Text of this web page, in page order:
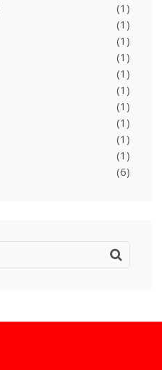
(1)
(1)
(1)
(1)
(1)
(1)
(1)
(1)
(1)
(1)
(6)